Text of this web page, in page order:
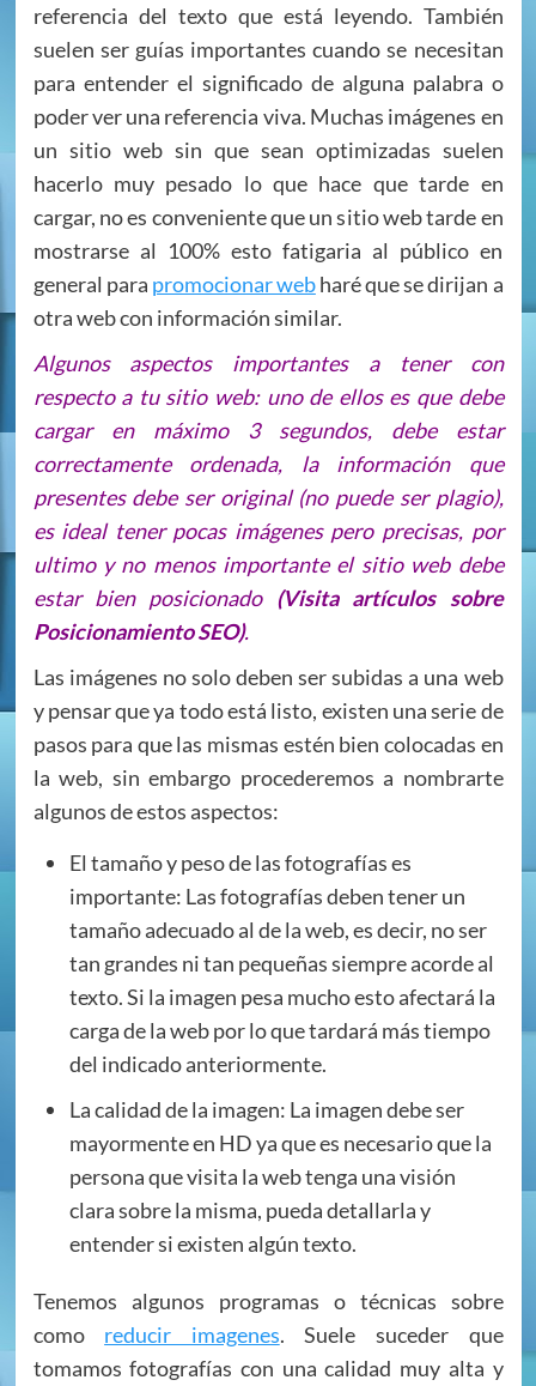
referencia del texto que está leyendo. También
suelen ser guías importantes cuando se necesitan
para entender el significado de alguna palabra o
poder ver una referencia viva. Muchas imágenes en
un sitio web sin que sean optimizadas suelen
hacerlo muy pesado lo que hace que tarde en
cargar, no es conveniente que un sitio web tarde en
mostrarse al 100% esto fatigaria al público en
general para promocionar webharé que se dirijan a
otra web con información similar.
Algunos aspectos importantes a tener con
respecto a tu sitio web: uno de ellos es que debe
cargar en máximo 3 segundos, debe estar
correctamente ordenada, la información que
presentes debe ser original (no puede ser plagio),
es ideal tener pocas imágenes pero precisas, por
ultimo y no menos importante el sitio web debe
estar bien posicionado (Visita artículos sobre
Posicionamiento SEO).
Las imágenes no solo deben ser subidas a una web
y pensar que ya todo está listo, existen una serie de
pasos para que las mismas estén bien colocadas en
la web, sin embargo procederemos a nombrarte
algunos de estos aspectos:
El tamaño y peso de las fotografías es
importante: Las fotografías deben tener un
tamaño adecuado al de la web, es decir, no ser
tan grandes ni tan pequeñas siempre acorde al
texto. Si la imagen pesa mucho esto afectará la
carga de la web por lo que tardará más tiempo
del indicado anteriormente.
La calidad de la imagen: La imagen debe ser
mayormente en HD ya que es necesario que la
persona que visita la web tenga una visión
clara sobre la misma, pueda detallarla y
entender si existen algún texto.
Tenemos algunos programas o técnicas sobre
como reducir imagenes. Suele suceder que
tomamos fotografías con una calidad muy alta y